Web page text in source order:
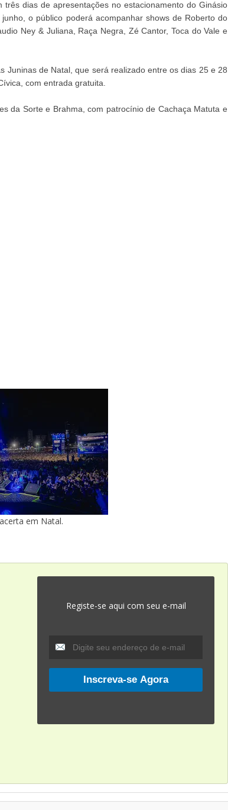
dias de apresentações no estacionamento do Ginásio
o público poderá acompanhar shows de Roberto do
Ney & Juliana, Raça Negra, Zé Cantor, Toca do Vale e
Juninas de Natal, que será realizado entre os dias 25 e 28
com entrada gratuita.
da Sorte e Brahma, com patrocínio de Cachaça Matuta e
em Natal.
Registe-se aqui com seu e-mail